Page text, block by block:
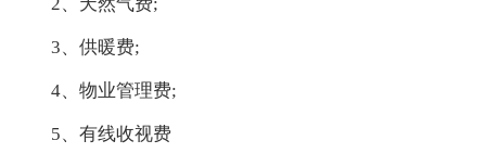
3、供暖费;
4、物业管理费;
5、有线收视费